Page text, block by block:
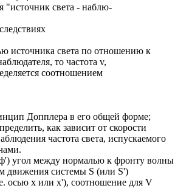
"источник света - наблю-
источника света по отношению к
то частота v,
соотношением
Допплера в его общей форме;
как зависит от скорости
частота света, испускаемого
угол между нормалью к фронту волны
движения системы S (или S')
осью х или х'), соотношение для V